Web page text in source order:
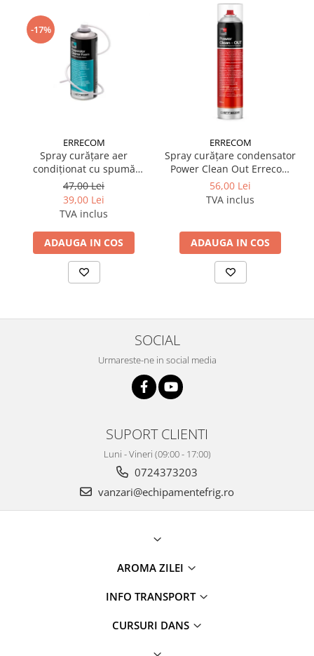
-17%
ERRECOM
Spray curățare aer
condiționat cu spumă
Evaporator Cleaner Foam
400 ml Errecom
47,00 Lei
39,00 Lei
TVA inclus
ADAUGA IN COS
ERRECOM
Spray curățare condensator
Power Clean Out Errecom
750 ml
56,00 Lei
TVA inclus
ADAUGA IN COS
SOCIAL
Urmareste-ne in social media
SUPORT CLIENTI
Luni - Vineri (09:00 - 17:00)
0724373203
vanzari@echipamentefrig.ro
AROMA ZILEI
INFO TRANSPORT
CURSURI DANS